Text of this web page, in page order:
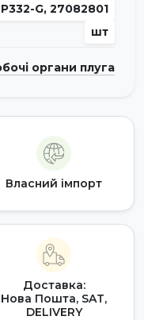
G, 27082801
шт
органи плуга
Власний імпорт
Доставка:
Нова Пошта, SAT,
DELIVERY